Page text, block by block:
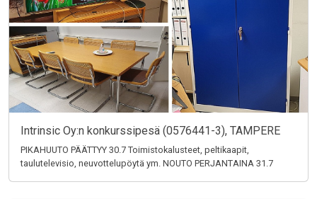
Intrinsic Oy:n konkurssipesä (0576441-3), TAMPERE
PIKAHUUTO PÄÄTTYY 30.7 Toimistokalusteet, peltikaapit,
taulutelevisio, neuvottelupöytä ym. NOUTO PERJANTAINA 31.7